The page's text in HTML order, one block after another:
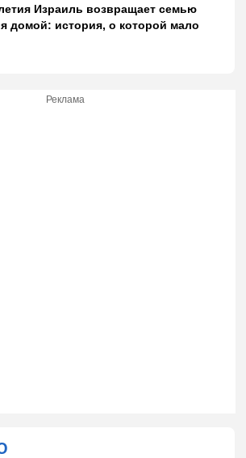
Израиль возвращает семью
домой: история, о которой мало
Реклама